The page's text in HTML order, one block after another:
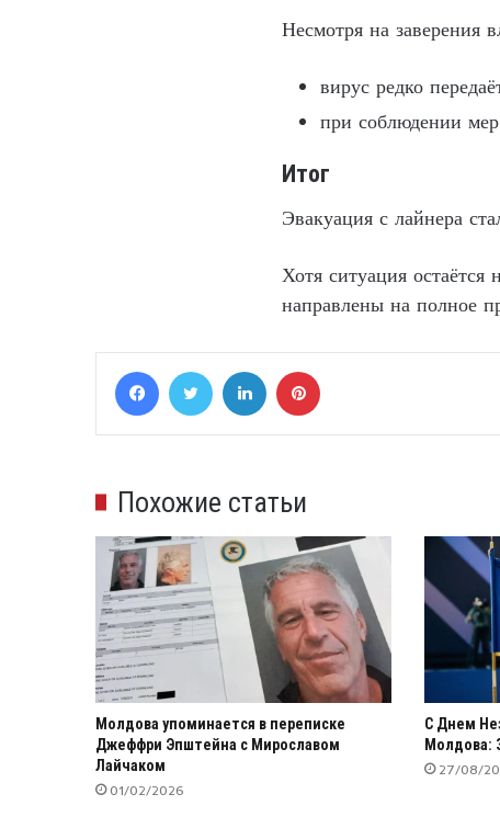
Несмотря на заверения
вирус редко
при соблюдении
Итог
Эвакуация с лайнера
Хотя ситуация остаётся
направлены на полное
FacebookTwitter LinkedIn
Похожие статьи
Молдова упоминается в переписке
Джеффри Эпштейна с Мирославом
Лайчаком
01/02/2026
С Днем
Молдова:
27/08/